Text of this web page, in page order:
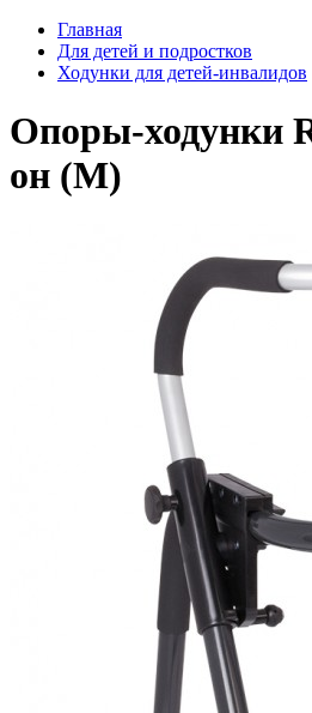
Главная
Для детей и подростков
Ходунки для детей-инвалидов
Опоры-ходунки
он (M)